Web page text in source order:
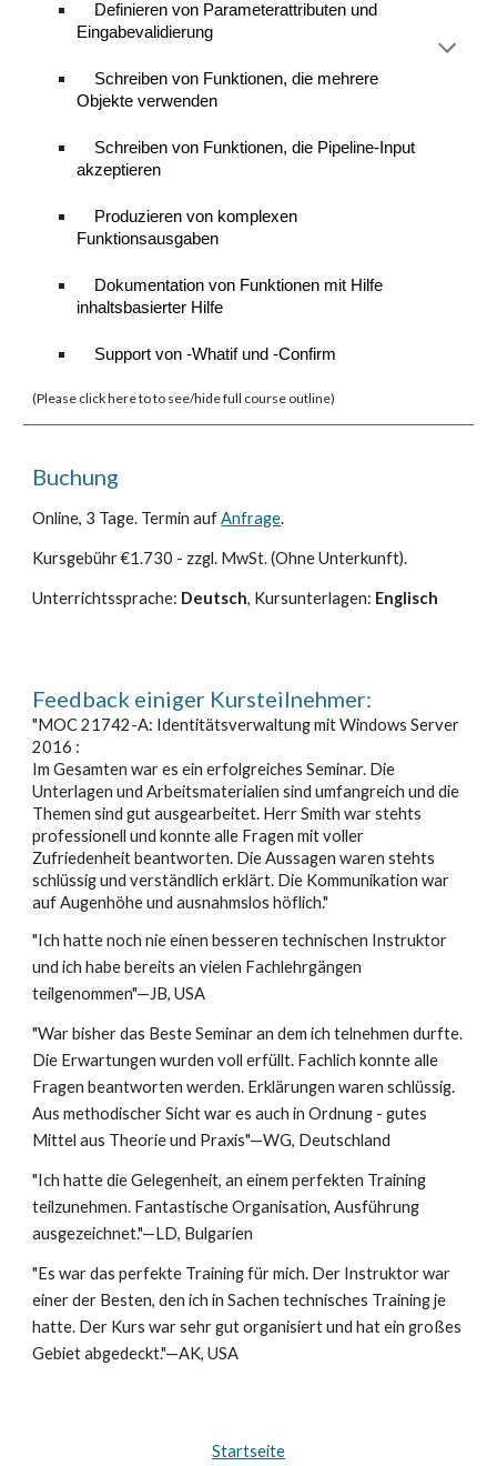
Definieren von Parameterattributen und
Eingabevalidierung
Schreiben von Funktionen, die mehrere
Objekte verwenden
Schreiben von Funktionen, die Pipeline-Input
akzeptieren
Produzieren von komplexen
Funktionsausgaben
Dokumentation von Funktionen mit Hilfe
inhaltsbasierter Hilfe
Support von -Whatif und -Confirm
(Please click here to to see/hide full course outline)
Buchung
Online, 3 Tage. Termin aufAnfrage.
Kursgebühr €1.730 - zzgl. MwSt. (Ohne Unterkunft).
Unterrichtssprache: Deutsch, Kursunterlagen: Englisch
Feedback einiger Kursteilnehmer:
"MOC 21742-A: Identitätsverwaltung mit Windows Server
2016 :
Im Gesamten war es ein erfolgreiches Seminar. Die
Unterlagen und Arbeitsmaterialien sind umfangreich und die
Themen sind gut ausgearbeitet. Herr Smith war stehts
professionell und konnte alle Fragen mit voller
Zufriedenheit beantworten. Die Aussagen waren stehts
schlüssig und verständlich erklärt. Die Kommunikation war
auf Augenhöhe und ausnahmslos höflich."
"Ich hatte noch nie einen besseren technischen Instruktor
und ich habe bereits an vielen Fachlehrgängen
teilgenommen"—JB, USA
"War bisher das Beste Seminar an dem ich telnehmen durfte.
Die Erwartungen wurden voll erfüllt. Fachlich konnte alle
Fragen beantworten werden. Erklärungen waren schlüssig.
Aus methodischer Sicht war es auch in Ordnung - gutes
Mittel aus Theorie und Praxis"—WG, Deutschland
"Ich hatte die Gelegenheit, an einem perfekten Training
teilzunehmen. Fantastische Organisation, Ausführung
ausgezeichnet."—LD, Bulgarien
"Es war das perfekte Training für mich. Der Instruktor war
einer der Besten, den ich in Sachen technisches Training je
hatte. Der Kurs war sehr gut organisiert und hat ein großes
Gebiet abgedeckt."—AK, USA
Startseite